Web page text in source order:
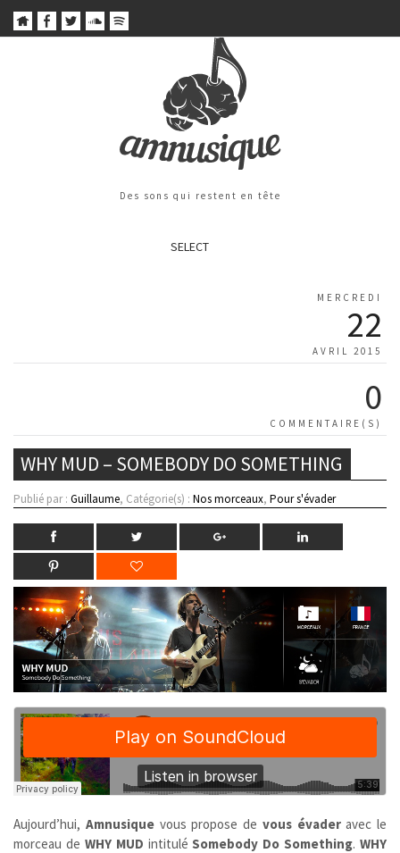
Des sons qui restent en tête
SELECT
MERCREDI
22
AVRIL 2015
0
COMMENTAIRE(S)
WHY MUD – SOMEBODY DO SOMETHING
Publié par : Guillaume, Catégorie(s) : Nos morceaux, Pour s'évader
Aujourd’hui, Amnusiquevous propose de vous évaderavec le
morceau de WHY MUD intituléSomebody Do Something. WHY